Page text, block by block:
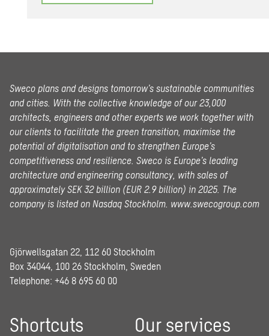
Sweco plans and designs tomorrow’s sustainable communities
and cities. With the collective knowledge of our 23,000
architects, engineers and other experts we work together with
our clients to facilitate the green transition, maximise the
potential of digitalisation and to strengthen Europe’s
competitiveness and resilience. Sweco is Europe’s leading
architecture and engineering consultancy, with sales of
approximately SEK 32 billion (EUR 2.9 billion) in 2025. The
company is listed on Nasdaq Stockholm. www.swecogroup.com
Gjörwellsgatan 22, 112 60 Stockholm
Box 34044, 100 26 Stockholm, Sweden
Telephone: +46 8 695 60 00
Shortcuts Our services